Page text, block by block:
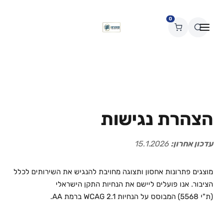
0
הצהרת נגישות
עדכון אחרון:
מוצגים פתרונות אחסון ותצוגה מחויבת להנגיש את השירותים לכלל
הציבור. אנו פועלים ליישם את הנחיות התקן הישראלי
(ת"י 5568) המבוסס על הנחיות WCAG 2.1 ברמת AA.